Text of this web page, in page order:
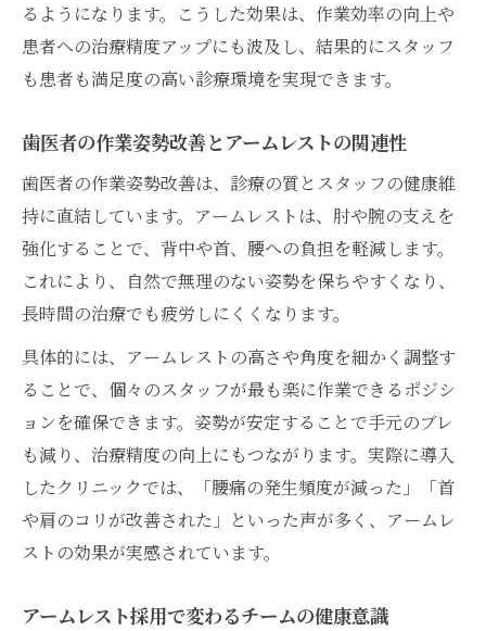
るようになります。こうした効果は、作業効率の向上や
患者への治療精度アップにも波及し、結果的にスタッフ
も患者も満足度の高い診療環境を実現できます。
歯医者の作業姿勢改善とアームレストの関連性
歯医者の作業姿勢改善は、診療の質とスタッフの健康維
持に直結しています。アームレストは、肘や腕の支えを
強化することで、背中や首、腰への負担を軽減します。
これにより、自然で無理のない姿勢を保ちやすくなり、
長時間の治療でも疲労しにくくなります。
具体的には、アームレストの高さや角度を細かく調整す
ることで、個々のスタッフが最も楽に作業できるポジシ
ョンを確保できます。姿勢が安定することで手元のブレ
も減り、治療精度の向上にもつながります。実際に導入
したクリニックでは、「腰痛の発生頻度が減った」「首
や肩のコリが改善された」といった声が多く、アームレ
ストの効果が実感されています。
アームレスト採用で変わるチームの健康意識